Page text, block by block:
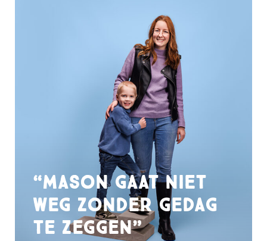
“Mason gaat niet
weg zonder gedag
te zeggen”